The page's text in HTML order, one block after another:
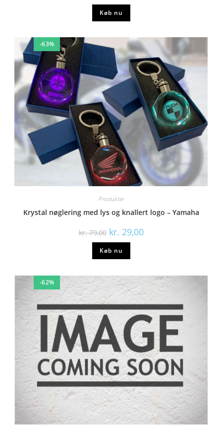
Køb nu
-63%
Produkter
Krystal nøglering med lys og knallert logo – Yamaha
kr.79,00 kr. 29,00
Køb nu
-62%